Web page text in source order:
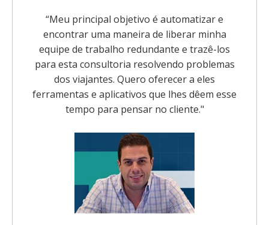
“Meu principal objetivo é automatizar e
encontrar uma maneira de liberar minha
equipe de trabalho redundante e trazê-los
para esta consultoria resolvendo problemas
dos viajantes. Quero oferecer a eles
ferramentas e aplicativos que lhes dêem esse
tempo para pensar no cliente."